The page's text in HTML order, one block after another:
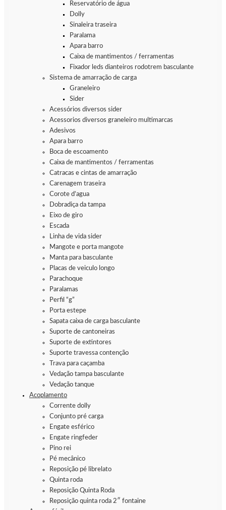
Reservatório de água
Dolly
Sinaleira traseira
Paralama
Apara barro
Caixa de mantimentos / ferramentas
Fixador leds dianteiros rodotrem basculante
Sistema de amarração de carga
Graneleiro
Sider
Acessórios diversos sider
Acessorios diversos graneleiro multimarcas
Adesivos
Apara barro
Boca de escoamento
Caixa de mantimentos / ferramentas
Catracas e cintas de amarração
Carenagem traseira
Corote d’agua
Dobradiça da tampa
Eixo de giro
Escada
Linha de vida sider
Mangote e porta mangote
Manta para basculante
Placas de veiculo longo
Parachoque
Paralamas
Perfil “g”
Porta estepe
Sapata caixa de carga basculante
Suporte de cantoneiras
Suporte de extintores
Suporte travessa contenção
Trava para caçamba
Vedação tampa basculante
Vedação tanque
Acoplamento
Corrente dolly
Conjunto pré carga
Engate esférico
Engate ringfeder
Pino rei
Pé mecânico
Reposição pé librelato
Quinta roda
Reposição Quinta Roda
Reposição quinta roda 2″ fontaine